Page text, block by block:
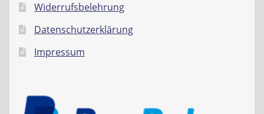
Widerrufsbelehrung
Datenschutzerklärung
Impressum